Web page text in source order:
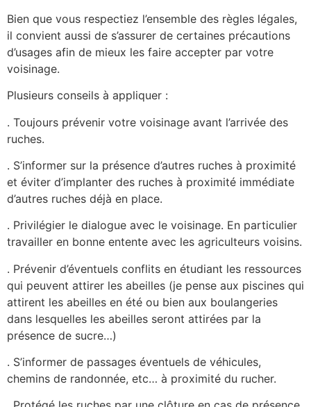
Bien que vous respectiez l’ensemble des règles légales,
il convient aussi de s’assurer de certaines précautions
d’usages afin de mieux les faire accepter par votre
voisinage.
Plusieurs conseils à appliquer :
. Toujours prévenir votre voisinage avant l’arrivée des
ruches.
. S’informer sur la présence d’autres ruches à proximité
et éviter d’implanter des ruches à proximité immédiate
d’autres ruches déjà en place.
. Privilégier le dialogue avec le voisinage. En particulier
travailler en bonne entente avec les agriculteurs voisins.
. Prévenir d’éventuels conflits en étudiant les ressources
qui peuvent attirer les abeilles (je pense aux piscines qui
attirent les abeilles en été ou bien aux boulangeries
dans lesquelles les abeilles seront attirées par la
présence de sucre…)
. S’informer de passages éventuels de véhicules,
chemins de randonnée, etc… à proximité du rucher.